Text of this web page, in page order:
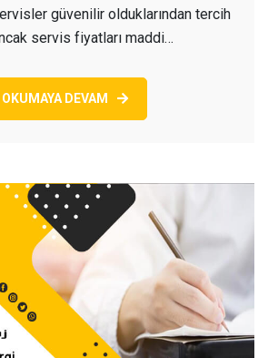
güvenilir olduklarından tercih
servis fiyatları maddi…
OKUMAYA DEVAM